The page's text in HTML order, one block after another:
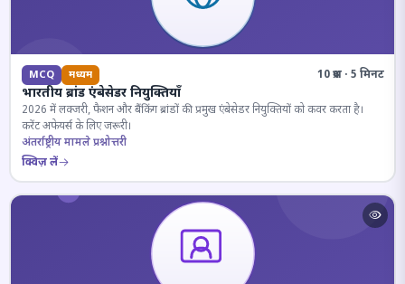
MCQ मध्यम 10 प्रश्न · 5 मिनट
भारतीय ब्रांड एंबेसेडर नियुक्तियाँ
2026 में लक्जरी, फैशन और बैंकिंग ब्रांडों की प्रमुख एंबेसेडर नियुक्तियों को कवर करता है।
करेंट अफेयर्स के लिए जरूरी।
अंतर्राष्ट्रीय मामले प्रश्नोत्तरी
क्विज़ लें